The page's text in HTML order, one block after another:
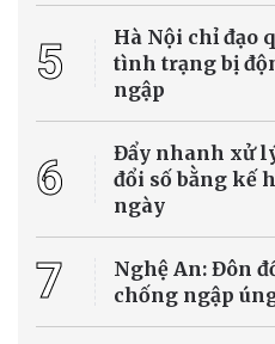
Pháp vừa trải qua tháng 7 nóng
tượng vào năm 1900. Trong bối
hạn hán nghiêm trọng và gia
tiết cực đoan.
Tin Quốc tế